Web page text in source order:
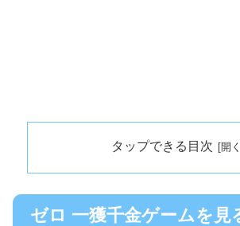
タップできる目次
ゼロ 一獲千金ゲームを見